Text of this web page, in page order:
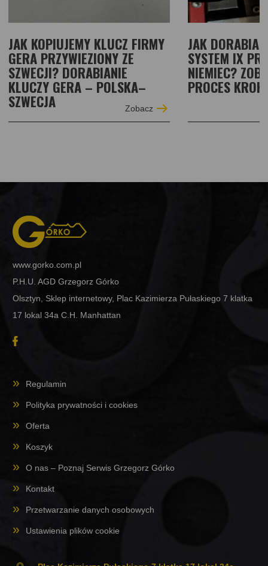
JAK KOPIUJEMY KLUCZ FIRMY
GERA PRZYWIEZIONY ZE
SZWECJI? DORABIANIE
KLUCZY GERA – POLSKA–
SZWECJA Zobacz
JAK
SYSTEM IX
NIEMIEC?
PROCES
www.gorko.com.pl
P.H.U. AGD Grzegorz Górko
Olsztyn, Sklep internetowy, Plac Kazimierza Pułaskiego 7 klatka
17 lokal 34a C.H. Manhattan
Regulamin
Polityka prywatności i cookies
Oferta
Koszyk
O nas – Poznaj Serwis Grzegorz Górko
Kontakt
Przetwarzanie danych osobowych
Ustawienia plików cookie